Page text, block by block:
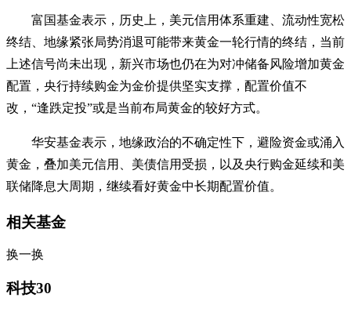
富国基金表示，历史上，美元信用体系重建、流动性宽松
终结、地缘紧张局势消退可能带来黄金一轮行情的终结，当前
上述信号尚未出现，新兴市场也仍在为对冲储备风险增加黄金
配置，央行持续购金为金价提供坚实支撑，配置价值不
改，“逢跌定投”或是当前布局黄金的较好方式。
华安基金表示，地缘政治的不确定性下，避险资金或涌入
黄金，叠加美元信用、美债信用受损，以及央行购金延续和美
联储降息大周期，继续看好黄金中长期配置价值。
相关基金
换一换
科技30